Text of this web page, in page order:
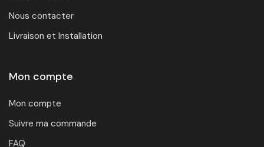
Nous contacter
Livraison et Installation
Mon compte
Mon compte
Suivre ma commande
FAQ